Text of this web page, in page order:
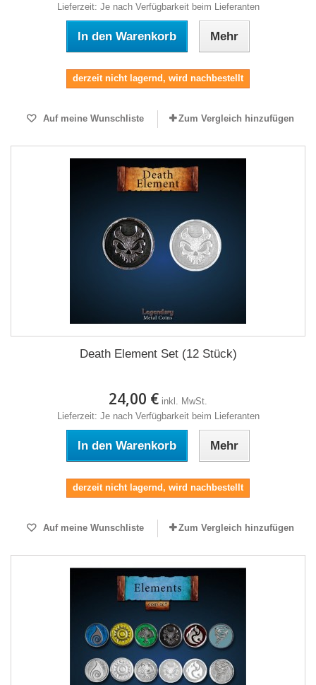
Lieferzeit: Je nach Verfügbarkeit beim Lieferanten
In den Warenkorb Mehr
derzeit nicht lagernd, wird nachbestellt
Auf meine Wunschliste Zum Vergleich hinzufügen
Death Element Set (12 Stück)
24,00 € inkl. MwSt.
Lieferzeit: Je nach Verfügbarkeit beim Lieferanten
In den Warenkorb Mehr
derzeit nicht lagernd, wird nachbestellt
Auf meine Wunschliste Zum Vergleich hinzufügen